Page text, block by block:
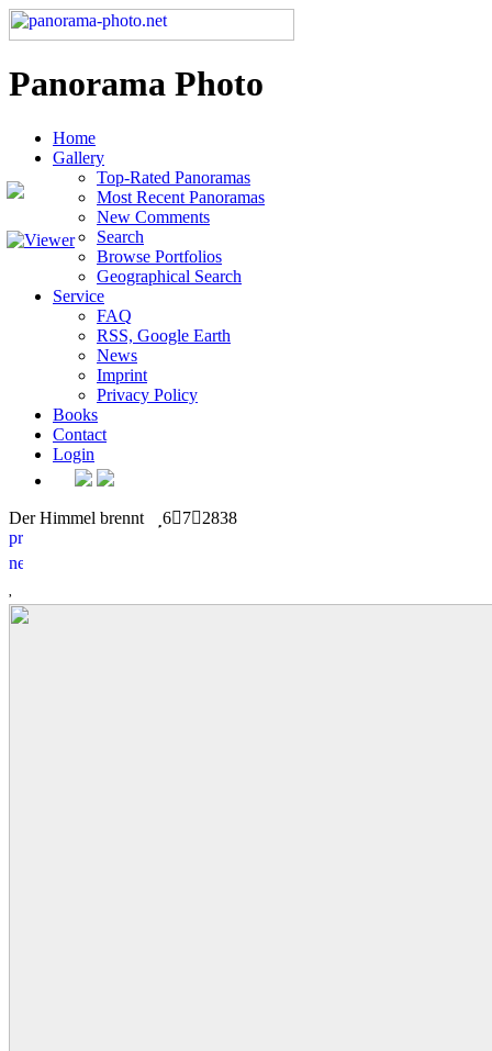
Panorama Photo
Home
Gallery
Top-Rated Panoramas
Most Recent Panoramas
New Comments
Search
Browse Portfolios
Geographical Search
Service
FAQ
RSS, Google Earth
News
Imprint
Privacy Policy
Books
Contact
Login
Der Himmel brennt 6 7 2838